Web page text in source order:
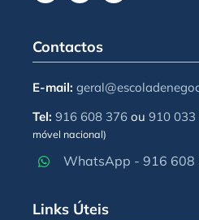
Contactos
E-mail:
Tel: 916 608 376ou 910 033
móvel nacional)
WhatsApp - 916 608
Links Úteis